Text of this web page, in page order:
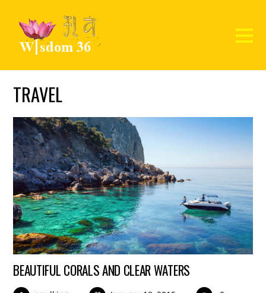
TRAVEL
BEAUTIFUL CORALS AND CLEAR WATERS